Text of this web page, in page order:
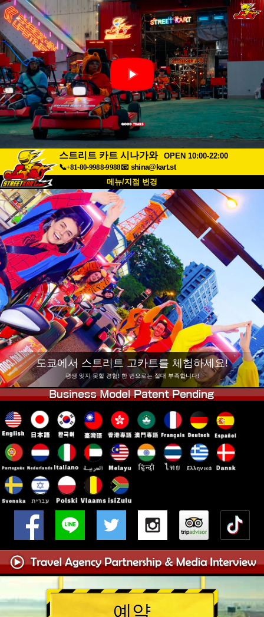
스트리트 카트 시나가와
OPEN 10:00-22:00
📞+81-80-9988-9988📧 shina@kart.st
메뉴/지점 변경
최상단
소개 사양 가격
접근성 고객 리뷰 자주 묻는 질문
회사 정보 예약
지점 변경
도쿄 시나가와 #1 도쿄 아키하바라#1
도쿄 아키하바라#2 도쿄 시부야
도쿄 시부야 애넥스 도쿄 베이
도쿄 아사쿠사 오사카
오키나와
도쿄에서 스트리트 고카트를 체험하세요!
평생 잊지 못할 경험! 한 번으로는 절대 부족합니다!
예약